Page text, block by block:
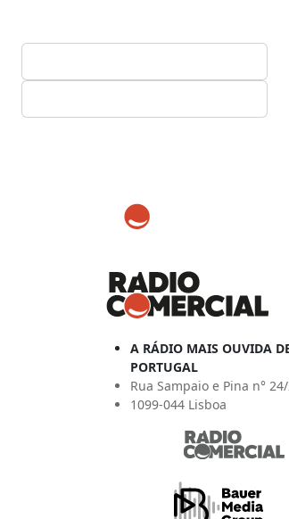
A RÁDIO MAIS OUVIDA
PORTUGAL
Rua Sampaio e Pina n°
1099-044 Lisboa